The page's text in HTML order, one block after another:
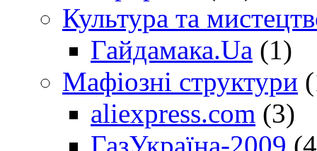
Культура та
Гайдамака.Ua (1)
Мафіозні структури
aliexpress.com (3)
ГазУкраїна-2009